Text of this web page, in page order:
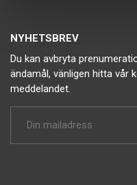
NYHETSBREV
Du kan avbryta
ändamål, vänligen hitta vår
meddelandet.